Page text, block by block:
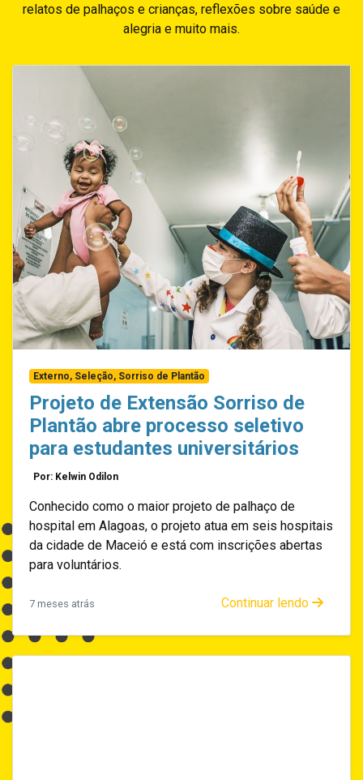
relatos de palhaços e crianças, reflexões sobre saúde e
alegria e muito mais.
Externo, Seleção, Sorriso de Plantão
Projeto de Extensão Sorriso de
Plantão abre processo seletivo
para estudantes universitários
Por: Kelwin Odilon
Conhecido como o maior projeto de palhaço de
hospital em Alagoas, o projeto atua em seis hospitais
da cidade de Maceió e está com inscrições abertas
para voluntários.
7 meses atrás Continuar lendo